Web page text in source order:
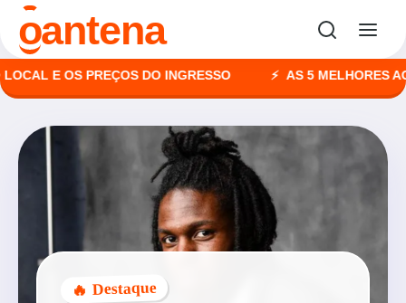
oantena
E OS PREÇOS DO INGRESSO AS 5 MELHORES
🔥 Destaque